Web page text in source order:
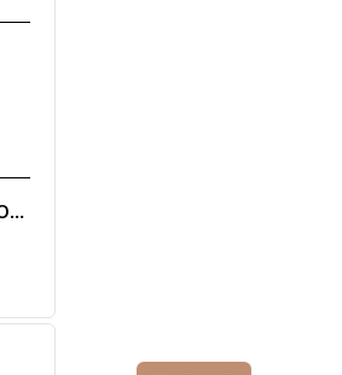
Háčkovaný obal na kapesníky - Original